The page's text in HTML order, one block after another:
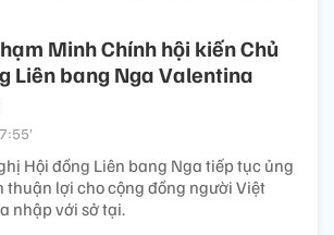
Minh Chính hội kiến Chủ
Liên bang Nga Valentina
Hội đồng Liên bang Nga tiếp tục ủng
thuận lợi cho cộng đồng người Việt
nhập với sở tại.